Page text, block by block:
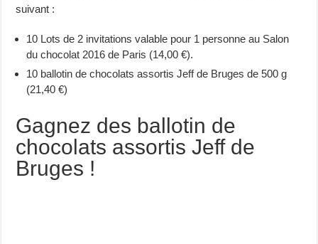
suivant :
10 Lots de 2 invitations valable pour 1 personne au Salon
du chocolat 2016 de Paris (14,00 €).
10 ballotin de chocolats assortis Jeff de Bruges de 500 g
(21,40 €)
Gagnez des ballotin de
chocolats assortis Jeff de
Bruges !